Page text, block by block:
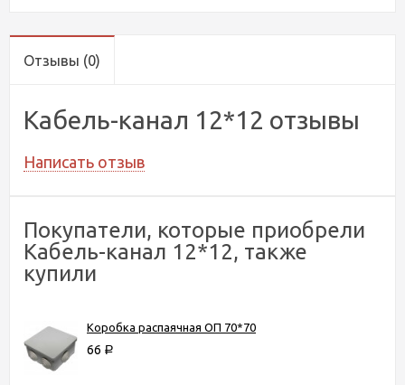
Отзывы (0)
Кабель-канал 12*12 отзывы
Написать отзыв
Покупатели, которые приобрели
Кабель-канал 12*12, также
купили
Коробка распаячная ОП 70*70
66 Р